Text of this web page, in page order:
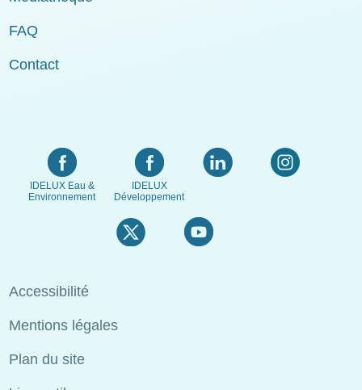
FAQ
Contact
IDELUX Eau &
Environnement
IDELUX
Développement
Menu
Pied
de
page
Accessibilité
Mentions légales
Plan du site